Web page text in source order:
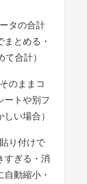
タの合計
とめる・
合計）
のままコ
ートや別フ
い場合）
り付けで
すぎる・消
動縮小・